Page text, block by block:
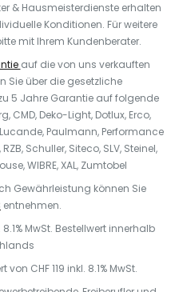
& Hausmeisterdienste erhalten
Konditionen. Für weitere
mit Ihrem Kundenberater.
auf die von uns verkauften
Sie über die gesetzliche
5 Jahre Garantie auf folgende
CMD, Deko-Light, Dotlux, Erco,
Lucande, Paulmann, Performance
Schuller, Siteco, SLV, Steinel,
WIBRE, XAL, Zumtobel
Gewährleistung können Sie
entnehmen.
MwSt. Bestellwert innerhalb
CHF 119 inkl. 8.1% MwSt.